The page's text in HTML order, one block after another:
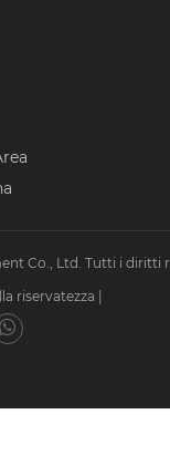
Co., Ltd. Tutti i diritti
riservatezza